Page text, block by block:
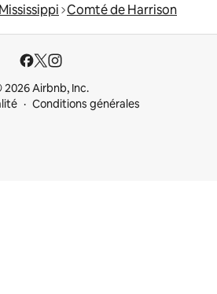
Mississippi Comté de Harrison
2026 Airbnb, Inc.
Conditions générales